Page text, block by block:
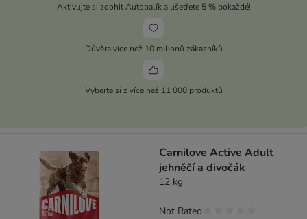
Aktivujte si zoohit Autobalík a ušetřete 5 % pokaždé!
Důvěra více než 10 milionů zákazníků
Vyberte si z více než 11 000 produktů
Carnilove Active Adult
jehněčí a divočák
12 kg
Not Rated